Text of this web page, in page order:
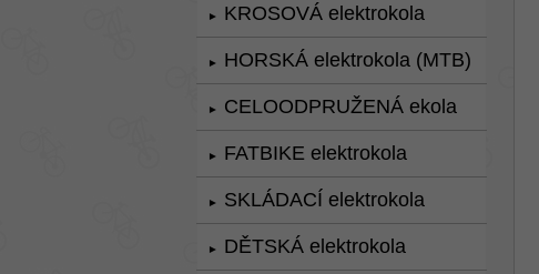
► KROSOVÁ elektrokola
► HORSKÁ elektrokola (MTB)
► CELOODPRUŽENÁ ekola
► FATBIKE elektrokola
► SKLÁDACÍ elektrokola
► DĚTSKÁ elektrokola